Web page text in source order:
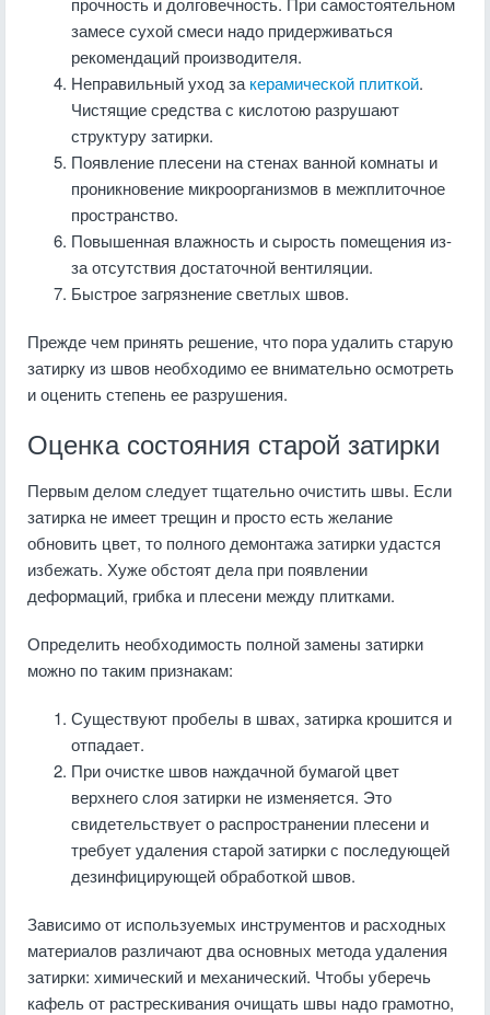
замесе сухой смеси надо придерживаться
рекомендаций производителя.
Неправильный уход за керамической плиткой.
Чистящие средства с кислотою разрушают
структуру затирки.
Появление плесени на стенах ванной комнаты и
проникновение микроорганизмов в межплиточное
пространство.
Повышенная влажность и сырость помещения из-
за отсутствия достаточной вентиляции.
Быстрое загрязнение светлых швов.
Прежде чем принять решение, что пора удалить старую
затирку из швов необходимо ее внимательно осмотреть
и оценить степень ее разрушения.
Оценка состояния старой затирки
Первым делом следует тщательно очистить швы. Если
затирка не имеет трещин и просто есть желание
обновить цвет, то полного демонтажа затирки удастся
избежать. Хуже обстоят дела при появлении
деформаций, грибка и плесени между плитками.
Определить необходимость полной замены затирки
можно по таким признакам:
Существуют пробелы в швах, затирка крошится и
отпадает.
При очистке швов наждачной бумагой цвет
верхнего слоя затирки не изменяется. Это
свидетельствует о распространении плесени и
требует удаления старой затирки с последующей
дезинфицирующей обработкой швов.
Зависимо от используемых инструментов и расходных
материалов различают два основных метода удаления
затирки: химический и механический. Чтобы уберечь
кафель от растрескивания очищать швы надо грамотно,